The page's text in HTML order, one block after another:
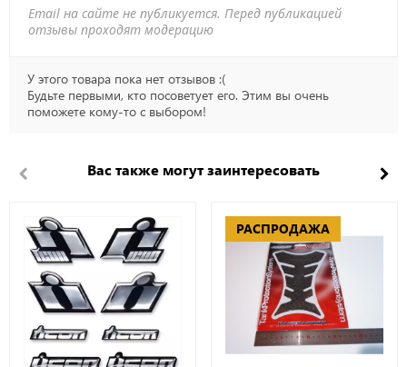
Email на сайте не публикуется. Перед публикацией
отзывы проходят модерацию
У этого товара пока нет отзывов :(
Будьте первыми, кто посоветует его. Этим вы очень
поможете кому-то с выбором!
Вас также могут заинтересовать
РАСПРОДАЖА